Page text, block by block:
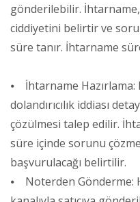
gönderilebilir. İhtarname,
ciddiyetini belirtir ve
süre tanır. İhtarname
⦁ İhtarname
dolandırıcılık iddiası
çözülmesi talep edilir.
süre içinde sorunu
başvurulacağı belirtilir.
⦁ Noterden Gönderme: